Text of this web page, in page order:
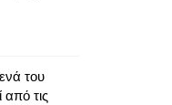
του
τις